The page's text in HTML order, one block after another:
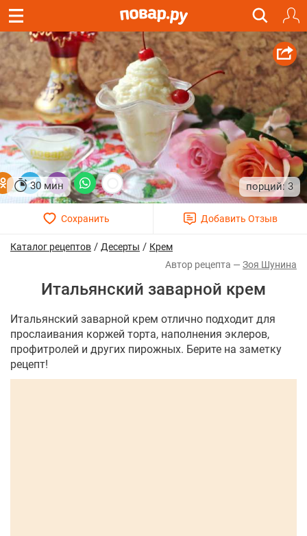
30 мин 3
Каталог рецептов / Десерты / Крем
Зоя Шунина
Итальянский заварной крем
Итальянский заварной крем отлично подходит для
прослаивания коржей торта, наполнения эклеров,
профитролей и других пирожных. Берите на заметку
рецепт!